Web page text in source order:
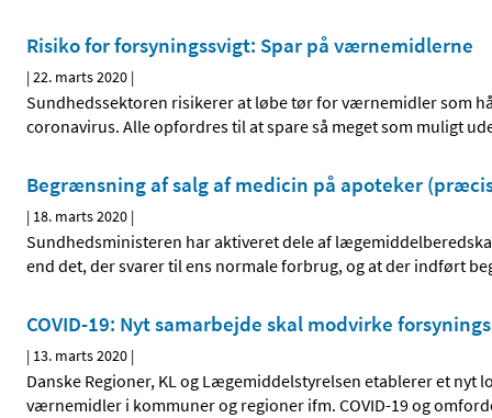
Risiko for forsyningssvigt: Spar på værnemidlerne
|22. marts 2020 |
Sundhedssektoren risikerer at løbe tør for værnemidler som
coronavirus. Alle opfordres til at spare så meget som muligt
Begrænsning af salg af medicin på apoteker
| 18. marts 2020 |
Sundhedsministeren har aktiveret dele af
end det, der svarer til ens normale forbrug, og at der indført
COVID-19: Nyt samarbejde skal modvirke
| 13. marts 2020 |
Danske Regioner, KL og Lægemiddelstyrelsen etablerer et
værnemidler i kommuner og regioner ifm. COVID-19 og